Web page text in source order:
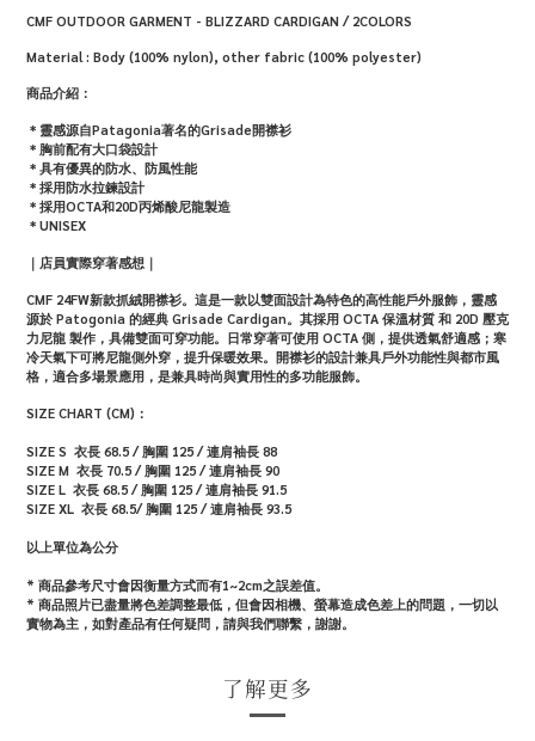
CMF OUTDOOR GARMENT - BLIZZARD CARDIGAN / 2COLORS
Material : Body (100% nylon), other fabric (100% polyester)
商品介紹：
＊ 靈感源自Patagonia著名的Grisade開襟衫
＊胸前配有大口袋設計
＊具有優異的防水、防風性能
＊採用防水拉鍊設計
＊採用OCTA和20D丙烯酸尼龍製造
＊UNISEX
｜店員實際穿著感想｜
CMF 24FW新款抓絨開襟衫。這是一款以雙面設計為特色的高性能戶外服飾，靈感
源於 Patogonia 的經典 Grisade Cardigan。其採用 OCTA 保溫材質 和 20D 壓克
力尼龍 製作，具備雙面可穿功能。日常穿著可使用 OCTA 側，提供透氣舒適感；寒
冷天氣下可將尼龍側外穿，提升保暖效果。開襟衫的設計兼具戶外功能性與都市風
格，適合多場景應用，是兼具時尚與實用性的多功能服飾。
SIZE CHART (CM)：
SIZE S 衣長 68.5 / 胸圍 125 / 連肩袖長 88
SIZE M 衣長 70.5 / 胸圍 125 / 連肩袖長 90
SIZE L 衣長 68.5 / 胸圍 125 / 連肩袖長 91.5
SIZE XL 衣長 68.5/ 胸圍 125 / 連肩袖長 93.5
以上單位為公分
* 商品參考尺寸會因衡量方式而有1~2cm之誤差值。
* 商品照片已盡量將色差調整最低，但會因相機、螢幕造成色差上的問題，一切以
實物為主，如對產品有任何疑問，請與我們聯繫，謝謝。
了解更多